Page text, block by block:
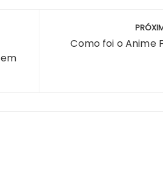
Como foi o Anime